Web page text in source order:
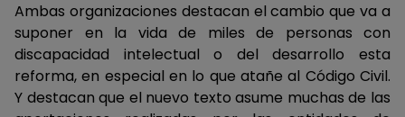
Ambas organizaciones destacan el cambio que va a
suponer en la vida de miles de personas con
discapacidad intelectual o del desarrollo esta
reforma, en especial en lo que atañe al Código Civil.
Y destacan que el nuevo texto asume muchas de las